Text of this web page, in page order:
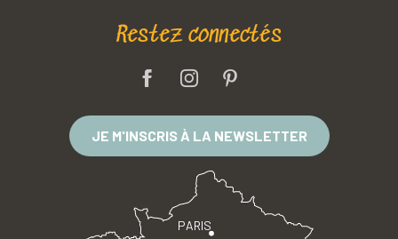
Restez connectés
JE M'INSCRIS À LA NEWSLETTER
PARIS